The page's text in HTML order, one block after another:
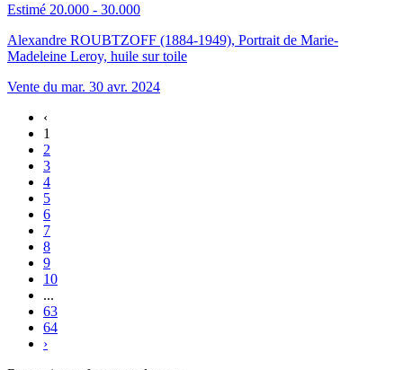
Estimé 20.000 - 30.000
Alexandre ROUBTZOFF (1884-1949), Portrait de Marie-
Madeleine Leroy, huile sur toile
Vente du mar. 30 avr. 2024
‹
1
2
3
4
5
6
7
8
9
10
...
63
64
›